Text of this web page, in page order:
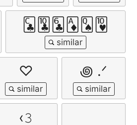
🃜🃚🃖🃁🂭🂺
♡ ꩜ .ᐟ
‹𝟹